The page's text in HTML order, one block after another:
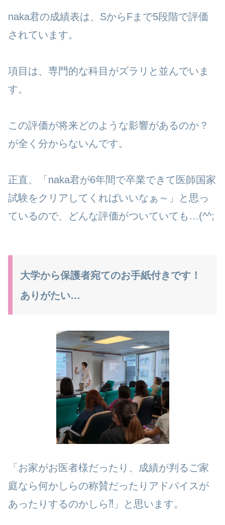
naka君の成績表は、SからFまで5段階で評価
されています。
項目は、専門的な科目がズラリと並んでいま
す。
この評価が将来どのような影響があるのか？
が全く分からないんです。
正直、「naka君が6年間で卒業できて医師国家
試験をクリアしてくればいいなぁ～」と思っ
ているので、どんな評価がついていても…(^^;
大学から保護者宛てのお手紙付きです！
ありがたい…
「お家がお医者様だったり、成績が判るご家
庭なら何かしらの称賛だったりアドバイスが
あったりするのかしら⁈」と思います。